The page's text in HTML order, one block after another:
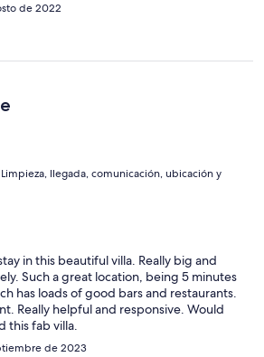
de 2022
llegada, comunicación, ubicación y
in this beautiful villa. Really big and
Such a great location, being 5 minutes
has loads of good bars and restaurants.
Really helpful and responsive. Would
this fab villa.
de 2023